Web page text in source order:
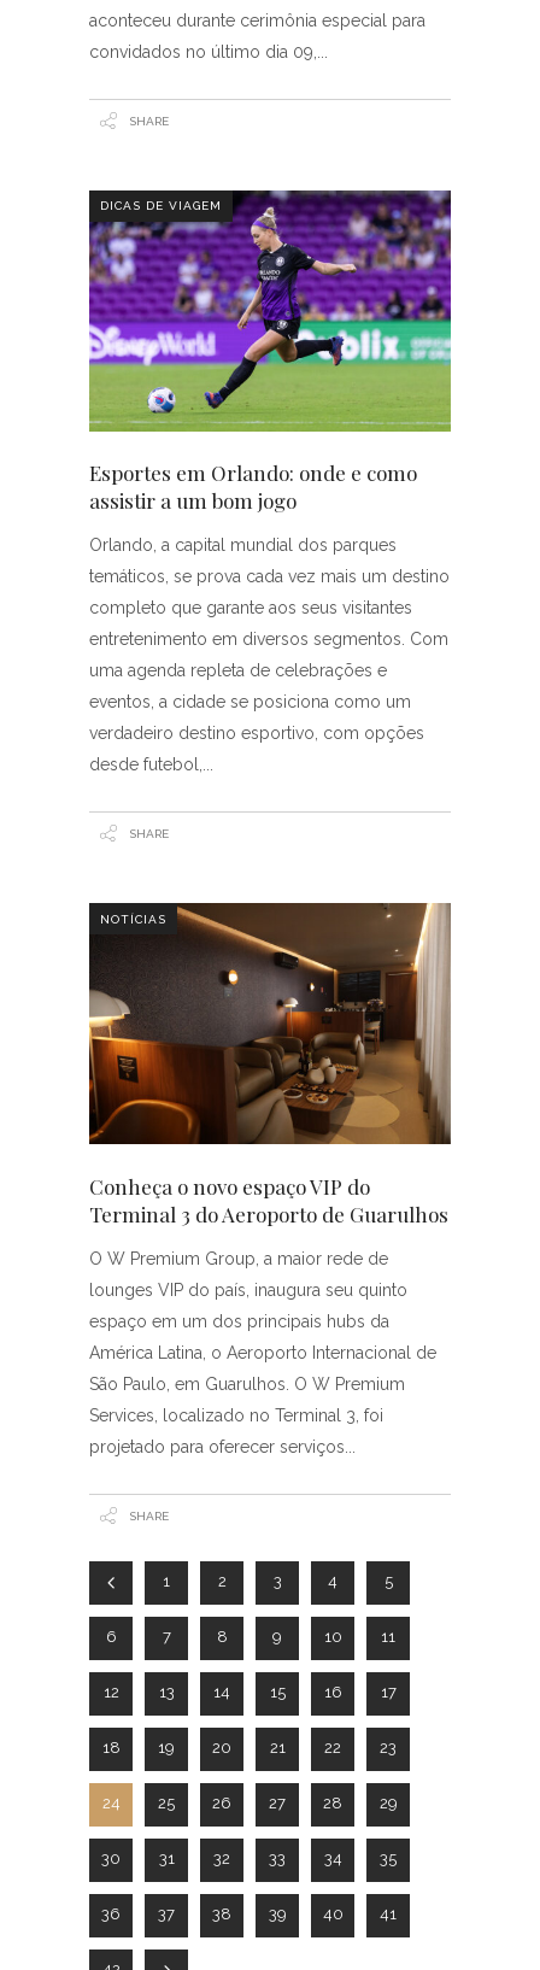
aconteceu durante cerimônia especial para
convidados no último dia 09,
SHARE
DICAS DE VIAGEM
Esportes em Orlando: onde e como
assistir a um bom jogo
Orlando, a capital mundial dos parques
temáticos, se prova cada vez mais um destino
completo que garante aos seus visitantes
entretenimento em diversos segmentos. Com
uma agenda repleta de celebrações e
eventos, a cidade se posiciona como um
verdadeiro destino esportivo, com opções
desde futebol,
SHARE
NOTÍCIAS
Conheça o novo espaço VIP do
Terminal 3 do Aeroporto de Guarulhos
O W Premium Group, a maior rede de
lounges VIP do país, inaugura seu quinto
espaço em um dos principais hubs da
América Latina, o Aeroporto Internacional de
São Paulo, em Guarulhos. O W Premium
Services, localizado no Terminal 3, foi
projetado para oferecer serviços
SHARE
1 2 3 4 5
6 7 8 9 10 11
12 13 14 15 16 17
18 19 20 21 22 23
24 25 26 27 28 29
30 31 32 33 34 35
36 37 38 39 40 41